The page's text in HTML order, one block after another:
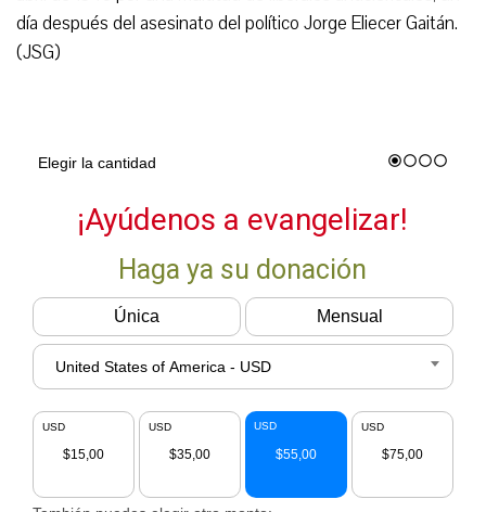
día después del asesinato del político Jorge Eliecer Gaitán.
(JSG)